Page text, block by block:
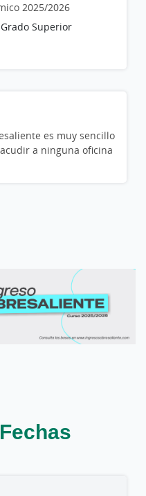
2025/2026
Superior
es muy sencillo
a ninguna oficina